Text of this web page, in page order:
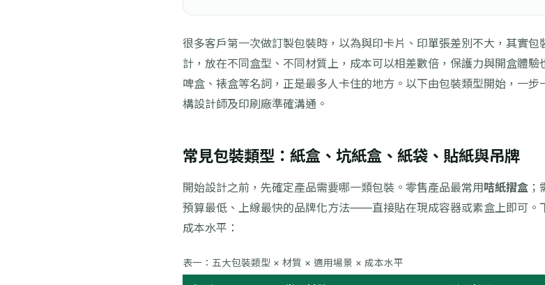
很多客戶第一次做訂製包裝時，以為與印卡片、印單張差別不大，其實
計，放在不同盒型、不同材質上，成本可以相差數倍，保護力與開盒體驗
啤盒、裱盒等名詞，正是最多人卡住的地方。以下由包裝類型開始，一
構設計師及印刷廠準確溝通。
常見包裝類型：紙盒、坑紙盒、紙袋、貼紙與吊牌
開始設計之前，先確定產品需要哪一類包裝。零售產品最常用咭紙摺盒
預算最低、上線最快的品牌化方法——直接貼在現成容器或素盒上即可。
成本水平：
表一：五大包裝類型 × 材質 × 適用場景 × 成本水平